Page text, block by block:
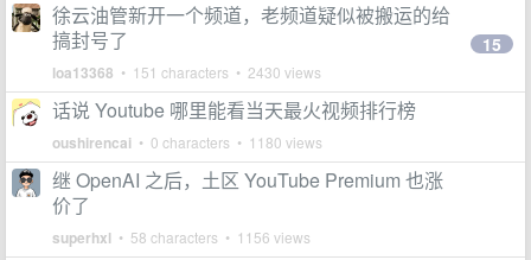
徐云油管新开一个频道，老频道疑似被搬运的给
搞封号了
loa13368 • 151 characters • 2430 views
15
话说 Youtube 哪里能看当天最火视频排行榜
oushirencai • 0 characters • 1180 views
继 OpenAI 之后，土区 YouTube Premium 也涨
价了
superhxl • 58 characters • 1156 views